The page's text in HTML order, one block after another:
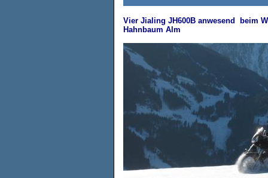
Vier Jialing JH600B anwesend beim
Hahnbaum Alm